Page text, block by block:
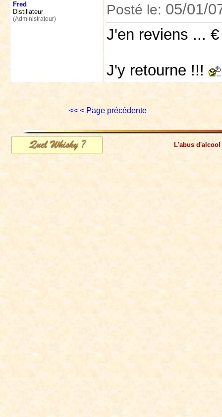
Fred
Distillateur
(Administrateur)
Posté le: 05/01/
J'en reviens ...
J'y retourne !!!
<< < Page précédente
L'abus